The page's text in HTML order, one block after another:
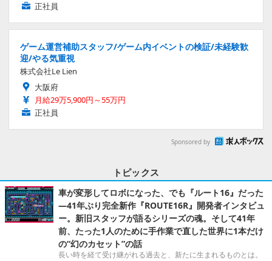
正社員
ゲーム運営補助スタッフ/ゲーム内イベントの検証/未経験歓
迎/やる気重視
株式会社Le Lien
大阪府
月給29万5,900円～55万円
正社員
Sponsored by
トピックス
車が変形してロボになった、でも『ルート16』だった
―41年ぶり完全新作『ROUTE16R』開発者インタビュ
ー。新旧スタッフが語るシリーズの魂。そして41年
前、たった1人のために手作業で直した世界に1本だけ
の“幻のカセット”の話
長い時を経て受け継がれる過去と、新たに生まれるものとは。